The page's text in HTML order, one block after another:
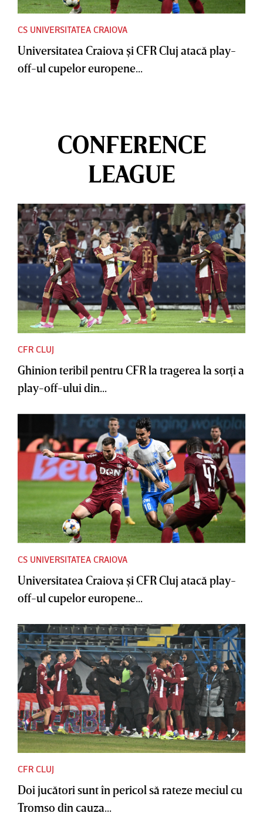
CS UNIVERSITATEA CRAIOVA
Universitatea Craiova şi CFR Cluj atacă play-
off-ul cupelor europene...
CONFERENCE
LEAGUE
CFR CLUJ
Ghinion teribil pentru CFR la tragerea la sorţi a
play-off-ului din...
CS UNIVERSITATEA CRAIOVA
Universitatea Craiova şi CFR Cluj atacă play-
off-ul cupelor europene...
CFR CLUJ
Doi jucători sunt în pericol să rateze meciul cu
Tromso din cauza...